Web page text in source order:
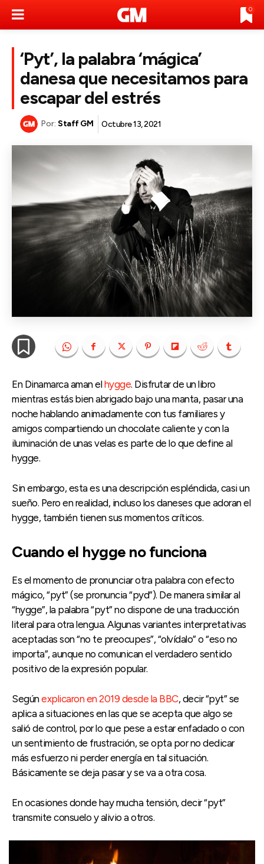
0
‘Pyt’, la palabra ‘mágica’
danesa que necesitamos para
escapar del estrés
Por: Staff GM Octubre 13, 2021
En Dinamarca aman elhygge. Disfrutar de un libro
mientras estás bien abrigado bajo una manta, pasar una
noche hablando animadamente con tus familiares y
amigos compartiendo un chocolate caliente y con la
iluminación de unas velas es parte de lo que define al
hygge.
Sin embargo, esta es una descripción espléndida, casi un
sueño. Pero en realidad, incluso los daneses que adoran el
hygge, también tienen sus momentos críticos.
Cuando el hygge no funciona
Es el momento de pronunciar otra palabra con efecto
mágico, “pyt” (se pronuncia “pyd”). De manera similar al
“hygge”, la palabra “pyt” no dispone de una traducción
literal para otra lengua. Algunas variantes interpretativas
aceptadas son “no te preocupes”, “olvídalo” o “eso no
importa”, aunque no comunican el verdadero sentido
positivo de la expresión popular.
Segúnexplicaron en 2019 desde la BBC, decir “pyt” se
aplica a situaciones en las que se acepta que algo se
salió de control, por lo que pese a estar enfadado o con
un sentimiento de frustración, se opta por no dedicar
más esfuerzo ni perder energía en tal situación.
Básicamente se deja pasar y se va a otra cosa.
En ocasiones donde hay mucha tensión, decir “pyt”
transmite consuelo y alivio a otros.